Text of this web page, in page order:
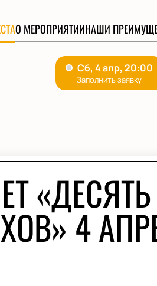
О МЕРОПРИЯТИИНАШИ
«ДЕСЯТЬ
4